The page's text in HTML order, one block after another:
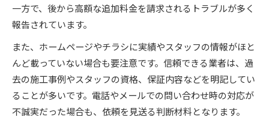
一方で、後から高額な追加料金を請求されるトラブルが多く
報告されています。
また、ホームページやチラシに実績やスタッフの情報がほと
んど載っていない場合も要注意です。信頼できる業者は、過
去の施工事例やスタッフの資格、保証内容などを明記してい
ることが多いです。電話やメールでの問い合わせ時の対応が
不誠実だった場合も、依頼を見送る判断材料となります。